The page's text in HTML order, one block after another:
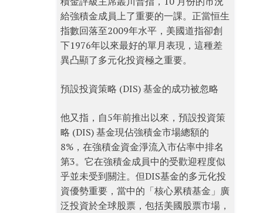
給強積金成員上了重要的一課。正當恒生
指數回落至2009年水平，美國道指卻創
下1976年以來最好的單月表現，這種差
異凸顯了多元化投資極之重要。
預設投資策略 (DIS) 基金的成功被忽略
他又指，自5年前推出以來，預設投資策
略 (DIS) 基金現佔強積金市場總額的
8%，在強積金資金淨流入市佔率中排名
第3。它在強積金成員中的受歡迎程度似
乎並未受到關注。但DIS基金的多元化投
資優勢重要，當中的「核心累積基金」廣
泛投資於全球股票，包括美國股票市場，